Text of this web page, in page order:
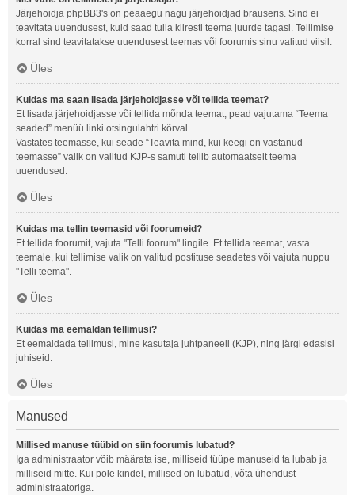
Järjehoidja phpBB3's on peaaegu nagu järjehoidjad brauseris. Sind ei
teavitata uuendusest, kuid saad tulla kiiresti teema juurde tagasi. Tellimise
korral sind teavitatakse uuendusest teemas või foorumis sinu valitud viisil.
Üles
Kuidas ma saan lisada järjehoidjasse või tellida teemat?
Et lisada järjehoidjasse või tellida mõnda teemat, pead vajutama “Teema
seaded” menüü linki otsingulahtri kõrval.
Vastates teemasse, kui seade “Teavita mind, kui keegi on vastanud
teemasse” valik on valitud KJP-s samuti tellib automaatselt teema
uuendused.
Üles
Kuidas ma tellin teemasid või foorumeid?
Et tellida foorumit, vajuta "Telli foorum" lingile. Et tellida teemat, vasta
teemale, kui tellimise valik on valitud postituse seadetes või vajuta nuppu
"Telli teema".
Üles
Kuidas ma eemaldan tellimusi?
Et eemaldada tellimusi, mine kasutaja juhtpaneeli (KJP), ning järgi edasisi
juhiseid.
Üles
Manused
Millised manuse tüübid on siin foorumis lubatud?
Iga administraator võib määrata ise, milliseid tüüpe manuseid ta lubab ja
milliseid mitte. Kui pole kindel, millised on lubatud, võta ühendust
administraatoriga.